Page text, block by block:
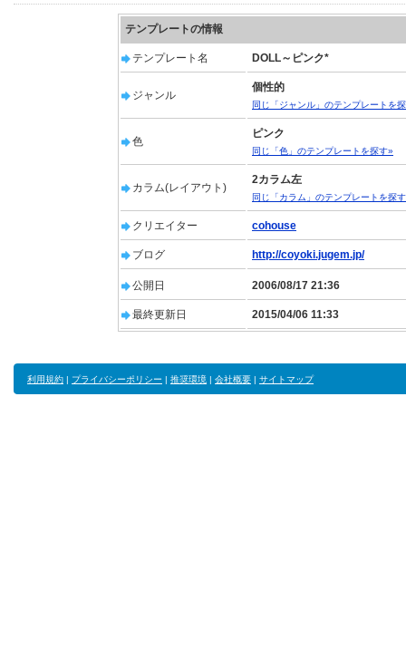
テンプレートの情報
テンプレート名 DOLL～ピンク*
ジャンル
個性的
同じ「ジャンル」のテンプレートを
色
ピンク
同じ「色」のテンプレートを探す»
カラム(レイアウト)
2カラム左
同じ「カラム」のテンプレートを探
クリエイター cohouse
ブログ http://coyoki.jugem.jp/
公開日 2006/08/17 21:36
最終更新日 2015/04/06 11:33
利用規約 | プライバシーポリシー | 推奨環境 | 会社概要 | サイトマップ